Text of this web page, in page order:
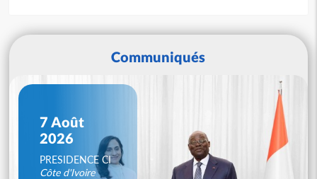
Communiqués
7 Août
2026
PRESIDENCE CI
Côte d'Ivoire